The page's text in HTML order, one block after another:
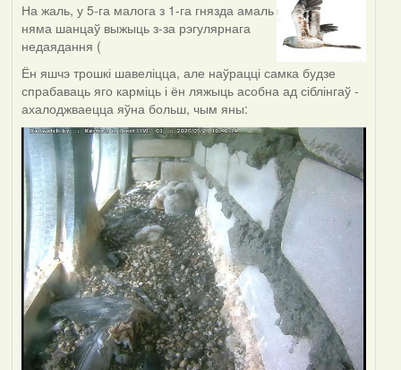
На жаль, у 5-га малога з 1-га гнязда амаль
няма шанцаў выжыць з-за рэгулярнага
недаядання (
Ён яшчэ трошкі шавеліцца, але наўрацці самка будзе
спрабаваць яго карміць і ён ляжыць асобна ад сіблінгаў -
ахалоджваецца яўна больш, чым яны: